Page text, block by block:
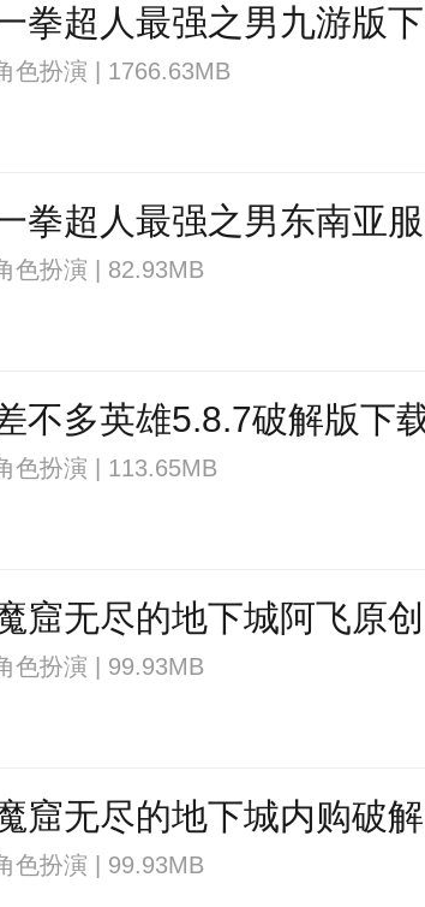
色扮演 | 1766.63MB
色扮演 | 82.93MB
色扮演 | 113.65MB
色扮演 | 99.93MB
色扮演 | 99.93MB